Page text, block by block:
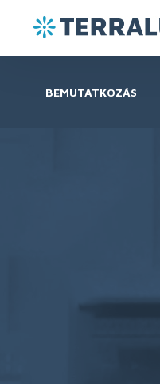
BEMUTATKOZÁS